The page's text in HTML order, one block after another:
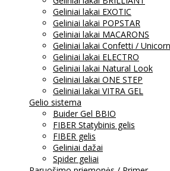
Geliniai lakai EXOTIC
Geliniai lakai POPSTAR
Geliniai lakai MACARONS
Geliniai lakai Confetti / Unicorn
Geliniai lakai ELECTRO
Geliniai lakai Natural Look
Geliniai lakai ONE STEP
Geliniai lakai VITRA GEL
Gelio sistema
Buider Gel BBIO
FIBER Statybinis gelis
FIBER gelis
Geliniai dažai
Spider geliai